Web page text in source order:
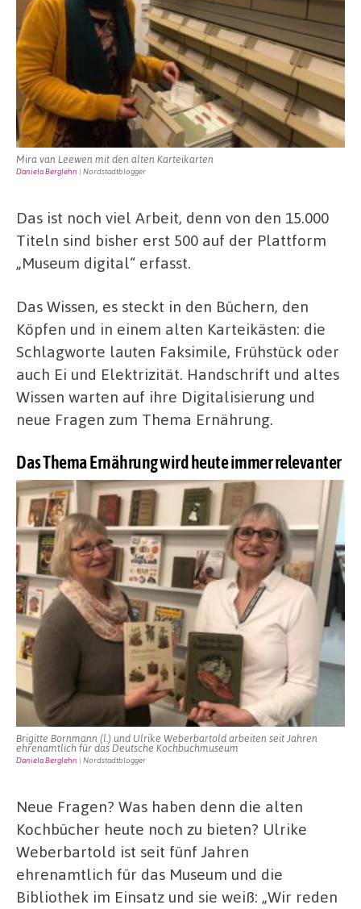
Mira van Leewen mit den alten Karteikarten
Daniela Berglehn | Nordstadtblogger
Das ist noch viel Arbeit, denn von den 15.000
Titeln sind bisher erst 500 auf der Plattform
„Museum digital“ erfasst.
Das Wissen, es steckt in den Büchern, den
Köpfen und in einem alten Karteikästen: die
Schlagworte lauten Faksimile, Frühstück oder
auch Ei und Elektrizität. Handschrift und altes
Wissen warten auf ihre Digitalisierung und
neue Fragen zum Thema Ernährung.
Das Thema Ernährung wird heute immer relevanter
Brigitte Bornmann (l.) und Ulrike Weberbartold arbeiten seit Jahren
ehrenamtlich für das Deutsche Kochbuchmuseum
Daniela Berglehn | Nordstadtblogger
Neue Fragen? Was haben denn die alten
Kochbücher heute noch zu bieten? Ulrike
Weberbartold ist seit fünf Jahren
ehrenamtlich für das Museum und die
Bibliothek im Einsatz und sie weiß: „Wir reden